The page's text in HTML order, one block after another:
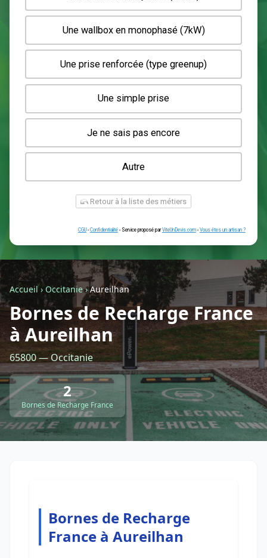
Quel type de borne souhaitez-
installer ?
Une wallbox en triphasé (22kW)
Une wallbox en monophasé (7kW)
Une prise renforcée (type greenup)
Une simple prise
Je ne sais pas encore
Autre
Retour à la liste des métiers
CGU-Confidentialité- Service proposé parViteUnDevis.com-Vous
Accueil› Occitanie›Aureilhan
Bornes de Recharge France
à Aureilhan
65800 — Occitanie
2
Bornes de Recharge France
Bornes de Recharge
France à Aureilhan